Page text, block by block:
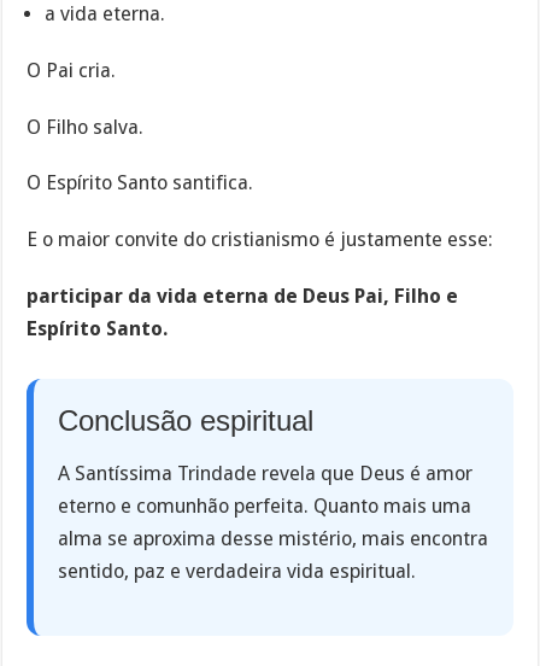
a vida eterna.
O Pai cria.
O Filho salva.
O Espírito Santo santifica.
E o maior convite do cristianismo é justamente esse:
participar da vida eterna de Deus Pai, Filho e
Espírito Santo.
Conclusão espiritual
A Santíssima Trindade revela que Deus é amor
eterno e comunhão perfeita. Quanto mais uma
alma se aproxima desse mistério, mais encontra
sentido, paz e verdadeira vida espiritual.